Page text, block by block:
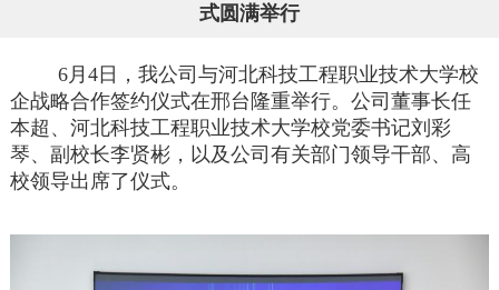
式圆满举行
6月4日，我公司与河北科技工程职业技术大学校
企战略合作签约仪式在邢台隆重举行。公司董事长任
本超、河北科技工程职业技术大学校党委书记刘彩
琴、副校长李贤彬，以及公司有关部门领导干部、高
校领导出席了仪式。